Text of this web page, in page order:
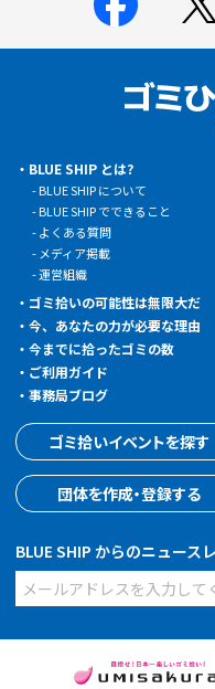
BLUE SHIP とは?
BLUE SHIP について
BLUE SHIP でできること
よくある質問
メディア掲載
運営組織
ゴミ拾いの可能性は無限大だ
今、あなたの力が必要な理由
今までに拾ったゴミの数
ご利用ガイド
事務局ブログ
ゴミ拾いイベントを探す
団体を作成・登録する
BLUE SHIP からのニュース